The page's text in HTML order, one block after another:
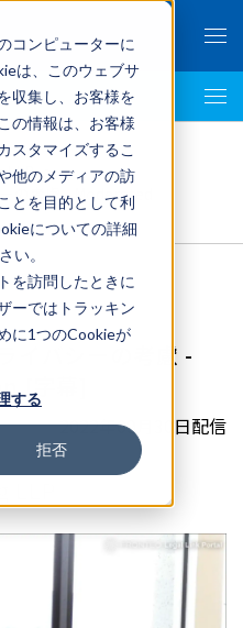
コンピューターに
は、このウェブサ
収集し、お客様を
の情報は、お客様
スタマイズするこ
他のメディアの訪
とを目的として利
についての詳細
い。
を訪問したときに
ーではトラッキン
に1つのCookieが
する
拒否
LLP>
の考慮 - Moderated
イバシーの考慮 -
[字幕]
2022年09月30日配信